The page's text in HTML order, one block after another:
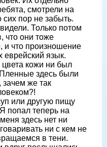
смотрели на
сих пор не забыть.
Только потом
что они тоже
и что произношение
еврейский язык.
цвета кожи ни был
здесь были
же так
или другую пищу
попал теперь на
здесь нет ни
ни с кем не
в тени.